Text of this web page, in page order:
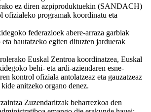
ez diren azpiproduktuekin (SANDACH)
ofizialeko programak koordinatu eta
federazioek abere-arraza garbiak
hautatzeko egiten dituzten jarduerak
Euskal Zentroa koordinatzea, Euskal
behi- eta ardi-aziendaren esne-
kontrol ofiziala antolatzeaz eta gauzatzeaz
anitzeko organo denez.
Zuzendaritzak beharrezkoa den